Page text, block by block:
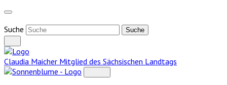
Weiter
Inhalt
Suche
Claudia Maicher Mitglied des Sächsischen Landtags